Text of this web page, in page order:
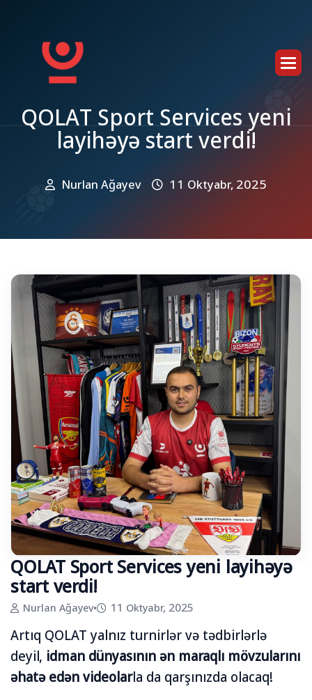
QOLAT Sport Servicesyeni
layihəyə startverdi!
Nurlan Ağayev 11 Oktyabr, 2025
QOLAT Sport Services yeni layihəyə
start verdi!
Nurlan Ağayev• 11 Oktyabr, 2025
Artıq QOLAT yalnız turnirlər və tədbirlərlə
deyil, idman dünyasının ən maraqlı mövzularını
əhatə edən videolarla da qarşınızda olacaq!